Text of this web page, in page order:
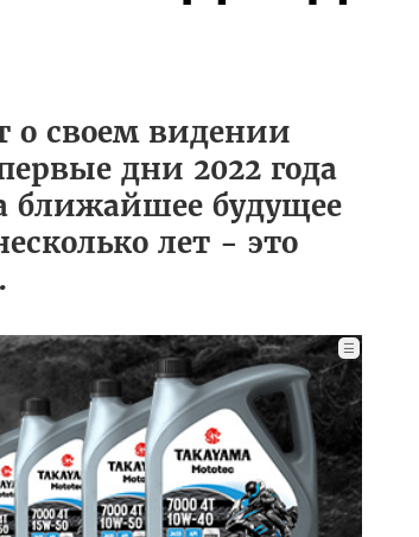
о своем видении
дни 2022 года
ближайшее будущее
лет - это
☰